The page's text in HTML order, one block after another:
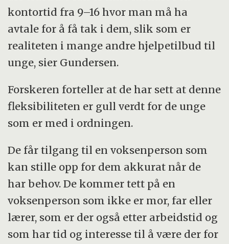
kontortid fra 9–16 hvor man må ha
avtale for å få tak i dem, slik som er
realiteten i mange andre hjelpetilbud til
unge, sier Gundersen.
Forskeren forteller at de har sett at denne
fleksibiliteten er gull verdt for de unge
som er med i ordningen.
De får tilgang til en voksenperson som
kan stille opp for dem akkurat når de
har behov. De kommer tett på en
voksenperson som ikke er mor, far eller
lærer, som er der også etter arbeidstid og
som har tid og interesse til å være der for